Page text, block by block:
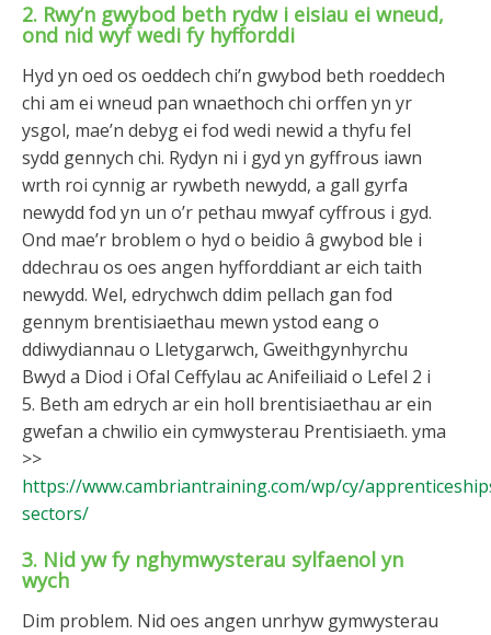
2. Rwy’n gwybod beth rydw i eisiau ei wneud,
ond nid wyf wedi fy hyfforddi
Hyd yn oed os oeddech chi’n gwybod beth roeddech
chi am ei wneud pan wnaethoch chi orffen yn yr
ysgol, mae’n debyg ei fod wedi newid a thyfu fel
sydd gennych chi. Rydyn ni i gyd yn gyffrous iawn
wrth roi cynnig ar rywbeth newydd, a gall gyrfa
newydd fod yn un o’r pethau mwyaf cyffrous i gyd.
Ond mae’r broblem o hyd o beidio â gwybod ble i
ddechrau os oes angen hyfforddiant ar eich taith
newydd. Wel, edrychwch ddim pellach gan fod
gennym brentisiaethau mewn ystod eang o
ddiwydiannau o Lletygarwch, Gweithgynhyrchu
Bwyd a Diod i Ofal Ceffylau ac Anifeiliaid o Lefel 2 i
5. Beth am edrych ar ein holl brentisiaethau ar ein
gwefan a chwilio ein cymwysterau Prentisiaeth. yma
>>
https://www.cambriantraining.com/wp/cy/
sectors/
3. Nid yw fy nghymwysterau sylfaenol yn
wych
Dim problem. Nid oes angen unrhyw gymwysterau